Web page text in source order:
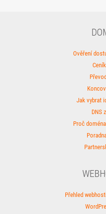
Ověření
Jak vybrat
DNS
Proč
Přehled